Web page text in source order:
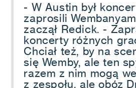
- W Austin był
zaprosili
zaczął Redick. -
koncerty różnych
Chciał też, by na
się Wemby, ale ten
razem z nim mogą
z zespołu, ale obóz